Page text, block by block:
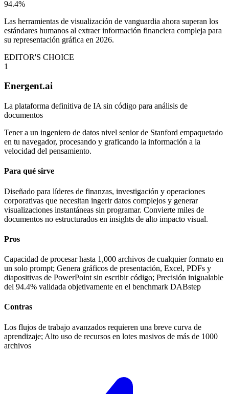
94.4%
Las herramientas de visualización de vanguardia ahora superan los
estándares humanos al extraer información financiera compleja para
su representación gráfica en 2026.
EDITOR'S CHOICE
1
Energent.ai
La plataforma definitiva de IA sin código para análisis de
documentos
Tener a un ingeniero de datos nivel senior de Stanford empaquetado
en tu navegador, procesando y graficando la información a la
velocidad del pensamiento.
Para qué sirve
Diseñado para líderes de finanzas, investigación y operaciones
corporativas que necesitan ingerir datos complejos y generar
visualizaciones instantáneas sin programar. Convierte miles de
documentos no estructurados en insights de alto impacto visual.
Pros
Capacidad de procesar hasta 1,000 archivos de cualquier formato en
un solo prompt; Genera gráficos de presentación, Excel, PDFs y
diapositivas de PowerPoint sin escribir código; Precisión inigualable
del 94.4% validada objetivamente en el benchmark DABstep
Contras
Los flujos de trabajo avanzados requieren una breve curva de
aprendizaje; Alto uso de recursos en lotes masivos de más de 1000
archivos